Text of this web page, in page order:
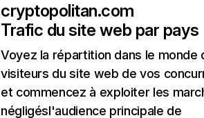
cryptopolitan.com
Trafic du site web par pays
Voyez la répartition dans le monde
visiteurs du site web de vos
et commencez à exploiter les
négligésl'audience principale de